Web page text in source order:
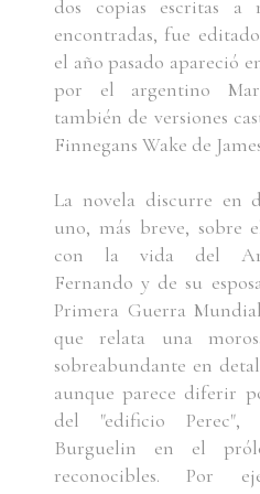
dos copias escritas a
encontradas, fue
el año pasado apareció
por el argentino
también de versiones
Finnegans Wake de
La novela discurre en
uno, más breve, sobre
con la vida del
Fernando y de su
Primera Guerra
que relata una
sobreabundante en
aunque parece diferir
del "edificio Perec",
Burguelin en el
reconocibles. Por